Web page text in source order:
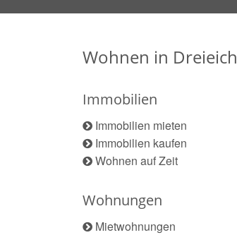
Wohnen in Dreieich
Immobilien
Immobilien mieten
Immobilien kaufen
Wohnen auf Zeit
Wohnungen
Mietwohnungen